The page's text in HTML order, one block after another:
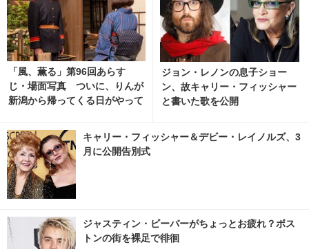
「風、薫る」第96回あらす
じ・場面写真 ついに、りんが
新潟から帰ってくる日がやって
真・画像 | cinemacafe.net
ジョン・レノンの息子ショー
ン、故キャリー・フィッシャー
と書いた歌を公開
キャリー・フィッシャー＆デビー・レイノルズ、3
月に公開告別式
ジャスティン・ビーバーがちょっとお疲れ？ボス
トンの街を裸足で徘徊